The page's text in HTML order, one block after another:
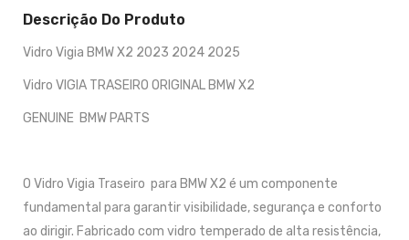
Descrição Do Produto
Vidro Vigia BMW X2 2023 2024 2025
Vidro VIGIA TRASEIRO ORIGINAL BMW X2
GENUINE BMW PARTS
O Vidro Vigia Traseiro para BMW X2 é um componente
fundamental para garantir visibilidade, segurança e conforto
ao dirigir. Fabricado com vidro temperado de alta resistência,